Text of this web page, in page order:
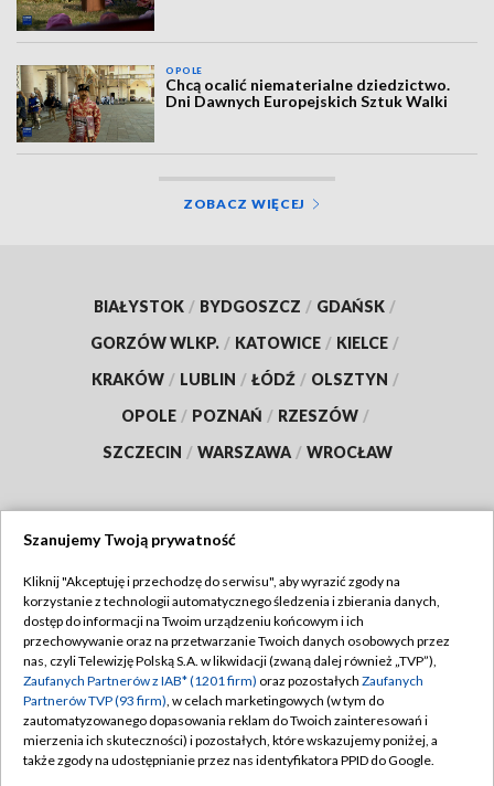
OPOLE
Chcą ocalić niematerialne dziedzictwo.
Dni Dawnych Europejskich Sztuk Walki
ZOBACZ WIĘCEJ
BIAŁYSTOK / BYDGOSZCZ / GDAŃSK /
GORZÓW WLKP. / KATOWICE / KIELCE /
KRAKÓW / LUBLIN / ŁÓDŹ / OLSZTYN /
OPOLE / POZNAŃ / RZESZÓW /
SZCZECIN / WARSZAWA / WROCŁAW
TVP
Abonament TVP
Emisja w TVP
Centrum informacji TVP
Naziemna Telewizja Cyfrowa
Regulamin TVP
Polityka prywatności
Moje zgody
Pomoc
Szanujemy Twoją prywatność
Kliknij "Akceptuję i przechodzę do serwisu", aby wyrazić zgody na
korzystanie z technologii automatycznego śledzenia i zbierania danych,
dostęp do informacji na Twoim urządzeniu końcowym i ich
przechowywanie oraz na przetwarzanie Twoich danych osobowych przez
nas, czyli Telewizję Polską S.A. w likwidacji (zwaną dalej również „TVP”),
Zaufanych Partnerów z IAB* (1201 firm) oraz pozostałych Zaufanych
Partnerów TVP (93 firm), w celach marketingowych (w tym do
zautomatyzowanego dopasowania reklam do Twoich zainteresowań i
mierzenia ich skuteczności) i pozostałych, które wskazujemy poniżej, a
także zgody na udostępnianie przez nas identyfikatora PPID do Google.